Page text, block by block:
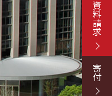
資料請求
寄付